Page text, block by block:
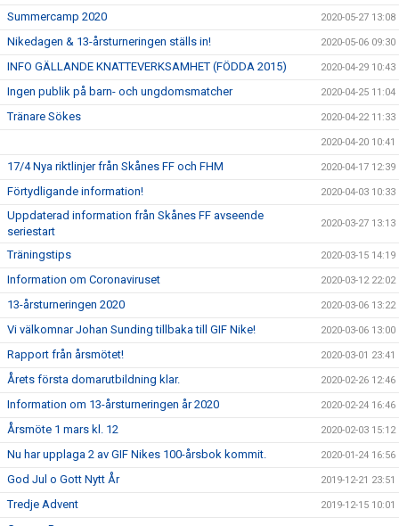
Summercamp 2020 2020-05-27 13:08
Nikedagen & 13-årsturneringen ställs in! 2020-05-06 09:30
INFO GÄLLANDE KNATTEVERKSAMHET (FÖDDA 2015) 2020-04-29 10:43
Ingen publik på barn- och ungdomsmatcher 2020-04-25 11:04
Tränare Sökes 2020-04-22 11:33
2020-04-20 10:41
17/4 Nya riktlinjer från Skånes FF och FHM 2020-04-17 12:39
Förtydligande information! 2020-04-03 10:33
Uppdaterad information från Skånes FF avseende
seriestart
2020-03-27 13:13
Träningstips 2020-03-15 14:19
Information om Coronaviruset 2020-03-12 22:02
13-årsturneringen 2020 2020-03-06 13:22
Vi välkomnar Johan Sunding tillbaka till GIF Nike! 2020-03-06 13:00
Rapport från årsmötet! 2020-03-01 23:41
Årets första domarutbildning klar. 2020-02-26 12:46
Information om 13-årsturneringen år 2020 2020-02-24 16:46
Årsmöte 1 mars kl. 12 2020-02-03 15:12
Nu har upplaga 2 av GIF Nikes 100-årsbok kommit. 2020-01-24 16:56
God Jul o Gott Nytt År 2019-12-21 23:51
Tredje Advent 2019-12-15 10:01